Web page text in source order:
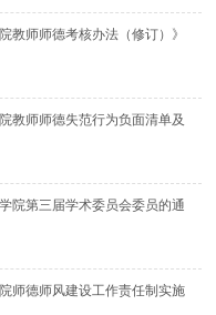
教师师德考核办法（修订）》
教师师德失范行为负面清单及
院第三届学术委员会委员的通
师德师风建设工作责任制实施